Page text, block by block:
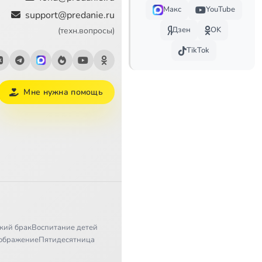
4:42
2:54
11:53
support@predanie.ru
(техн.вопросы)
Мне нужна помощь
бракВоспитание детей
Пятидесятница
Макс
YouTube
Дзен
OK
TikTok